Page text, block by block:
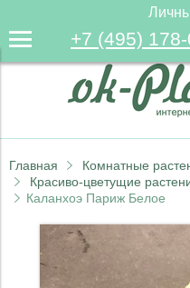
+7 (495)
Главная
Комнатные
Красиво-цветущие
Каланхоэ Париж Белое